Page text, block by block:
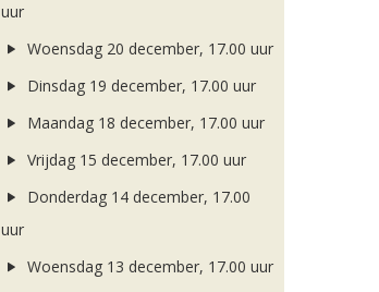
uur
Woensdag 20 december, 17.00 uur
Dinsdag 19 december, 17.00 uur
Maandag 18 december, 17.00 uur
Vrijdag 15 december, 17.00 uur
Donderdag 14 december, 17.00
uur
Woensdag 13 december, 17.00 uur